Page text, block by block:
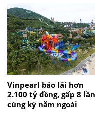
Vinpearl báo lãi hơn
2.100 tỷ đồng, gấp 8 lần
cùng kỳ năm ngoái